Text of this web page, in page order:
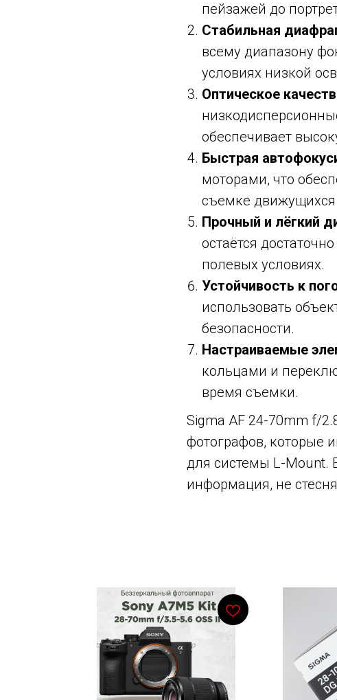
пейзажей до
Стабильная
всему диапазону
условиях низкой
Оптическое
обеспечивает
Быстрая
моторами, что
съемке движущихся
Прочный и лёгкий
остаётся
полевых условиях.
Устойчивость к
использовать
безопасности.
Настраиваемые
кольцами и
время съемки.
Sigma AF 24-70mm f/
фотографов, которые
для системы L-Mount.
информация, не